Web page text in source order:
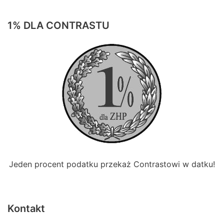
1% DLA CONTRASTU
Jeden procent podatku przekaż Contrastowi w datku!
Kontakt